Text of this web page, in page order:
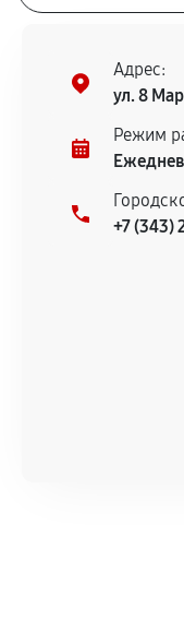
Адрес:
ул. 8
Режим
+7 (343)